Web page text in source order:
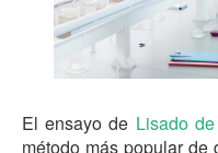
El ensayo de Lisado
método más popular